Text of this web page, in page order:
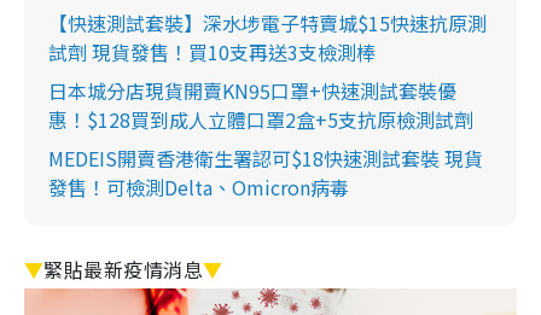
【快速測試套裝】深水埗電子特賣城$15快速抗原測
試劑 現貨發售！買10支再送3支檢測棒
日本城分店現貨開賣KN95口罩+快速測試套裝優
惠！$128買到成人立體口罩2盒+5支抗原檢測試劑
MEDEIS開賣香港衛生署認可$18快速測試套裝 現貨
發售！可檢測Delta、Omicron病毒
▼緊貼最新疫情消息▼